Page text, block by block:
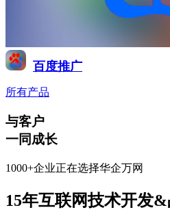
百度推广
所有产品
与客户
一同成长
1000+企业正在选择华企万网
15年互联网技术开发